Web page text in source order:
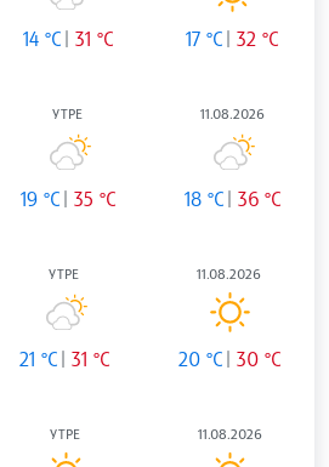
14 °C 31 °C 17 °C 32 °C
УТРЕ
19 °C 35 °C
11.08.2026
18 °C 36 °C
УТРЕ
21 °C 31 °C
11.08.2026
20 °C 30 °C
УТРЕ 11.08.2026